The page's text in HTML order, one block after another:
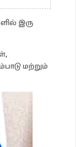
இரு
மற்றும்